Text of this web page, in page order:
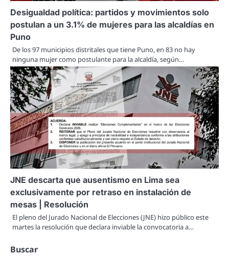
Desigualdad política: partidos y movimientos solo
postulan a un 3.1% de mujeres para las alcaldías en
Puno
De los 97 municipios distritales que tiene Puno, en 83 no hay
ninguna mujer como postulante para la alcaldía, según…
JNE descarta que ausentismo en Lima sea
exclusivamente por retraso en instalación de
mesas | Resolución
El pleno del Jurado Nacional de Elecciones (JNE) hizo público este
martes la resolución que declara inviable la convocatoria a…
Buscar